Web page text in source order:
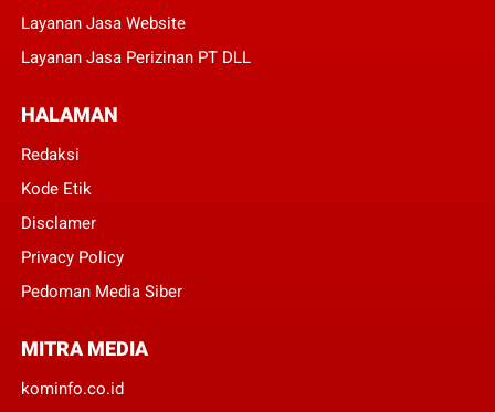
Layanan Jasa Website
Layanan Jasa Perizinan PT DLL
HALAMAN
Redaksi
Kode Etik
Disclamer
Privacy Policy
Pedoman Media Siber
MITRA MEDIA
kominfo.co.id